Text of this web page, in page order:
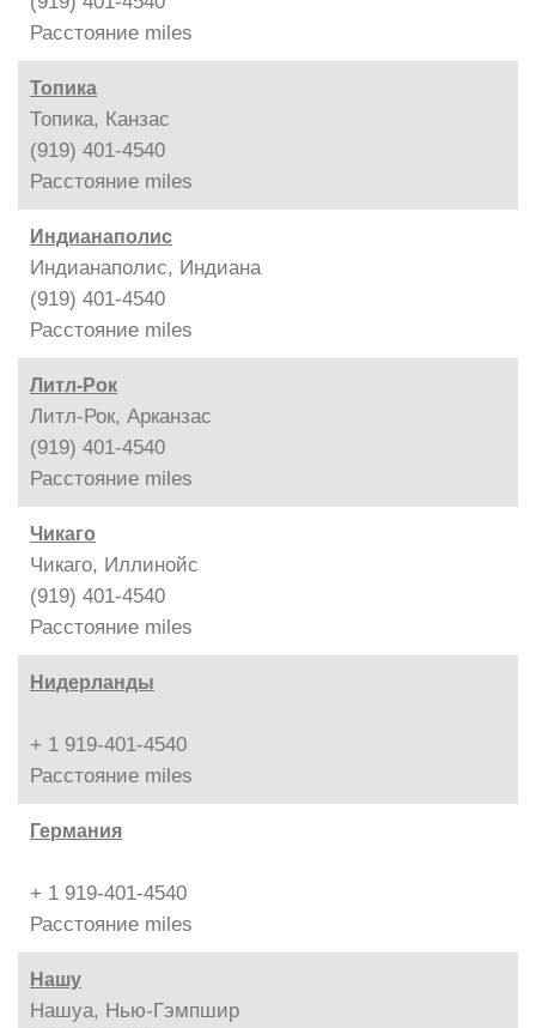
Расстояние miles
Топика
Топика, Канзас
(919) 401-4540
Расстояние miles
Индианаполис
Индианаполис, Индиана
(919) 401-4540
Расстояние miles
Литл-Рок
Литл-Рок, Арканзас
(919) 401-4540
Расстояние miles
Чикаго
Чикаго, Иллинойс
(919) 401-4540
Расстояние miles
Нидерланды
+ 1 919-401-4540
Расстояние miles
Германия
+ 1 919-401-4540
Расстояние miles
Нашу
Нашуа, Нью-Гэмпшир